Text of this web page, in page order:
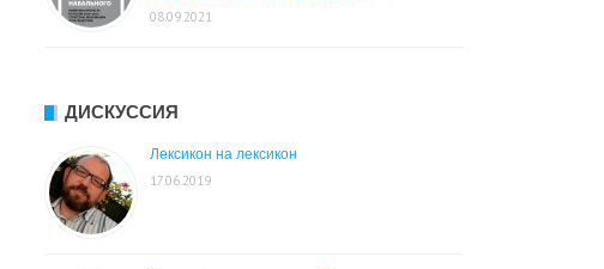
08.09.2021
ДИСКУССИЯ
Лексикон на лексикон
17.06.2019